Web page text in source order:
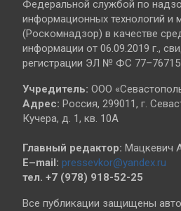
Федеральной службой по
информационных технологий и
(Роскомнадзор) в качестве
информации от 06.09.2019 г.,
регистрации ЭЛ № ФС 77–76715
Учредитель: ООО
Адрес: Россия, 299011, г.
Кучера, д. 1, кв. 10А
Главный редактор: Мацкевич
E–mail: pressevkor@yandex.ru
тел. +7 (978) 918-52-25
Все публикации защищены